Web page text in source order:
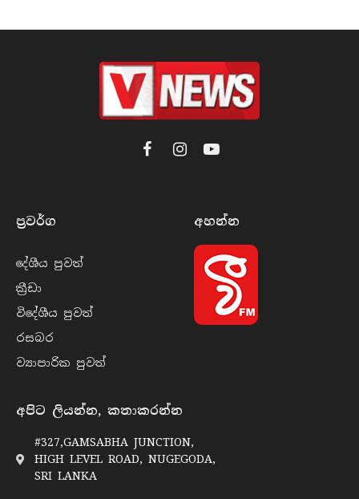
FacebookInstagramYouTube
ප්‍රවර්​ග
දේශීය පුව​ත්
ක්‍රී​ඩා
විදේශීය පුව​ත්
රසබ​ර
ව්‍යාපාරික පුව​ත්
අහන්​න
අපිට ලියන්න, කතාකරන්න
#327,GAMSABHA JUNCTION,
HIGH LEVEL ROAD, NUGEGODA,
SRI LANKA